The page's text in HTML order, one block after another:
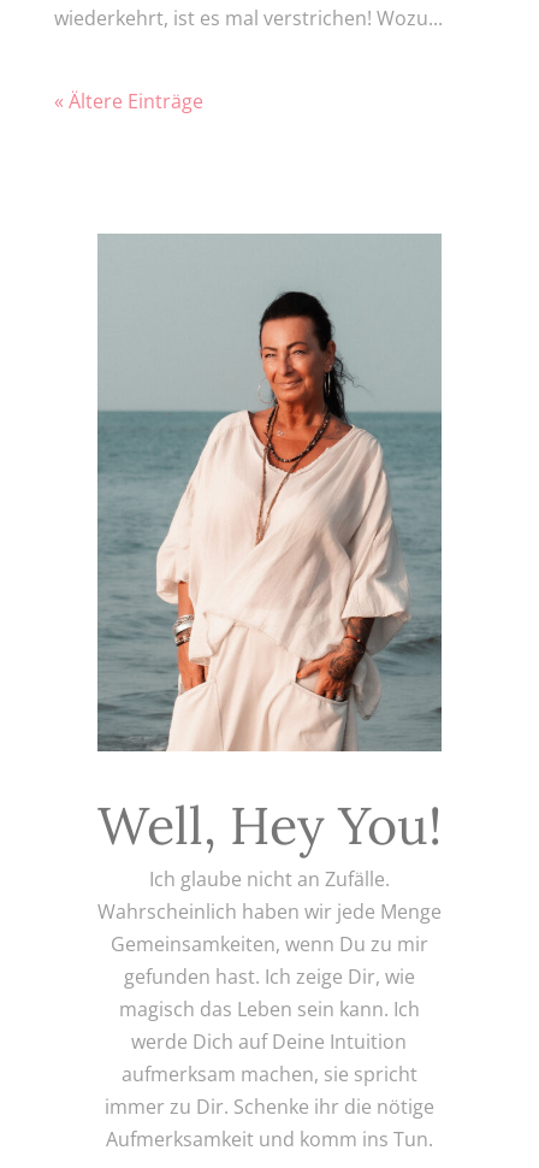
wiederkehrt, ist es mal verstrichen! Wozu...
« Ältere Einträge
Well, Hey You!
Ich glaube nicht an Zufälle.
Wahrscheinlich haben wir jede Menge
Gemeinsamkeiten, wenn Du zu mir
gefunden hast. Ich zeige Dir, wie
magisch das Leben sein kann. Ich
werde Dich auf Deine Intuition
aufmerksam machen, sie spricht
immer zu Dir. Schenke ihr die nötige
Aufmerksamkeit und komm ins Tun.